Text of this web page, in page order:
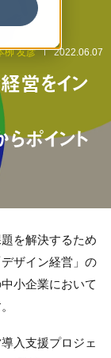
栁 友彦 2022.06.07
営をイン
ポイント
を解決するため
ザイン経営」の
小企業において
入支援プロジェ